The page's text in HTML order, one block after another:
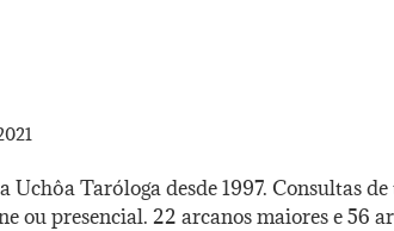
Uchôa Taróloga desde 1997. Consultas
ou presencial. 22 arcanos maiores e 56